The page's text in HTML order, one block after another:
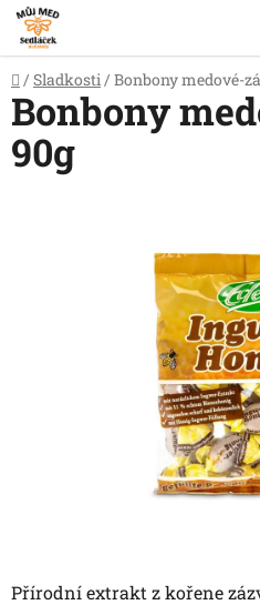
Přejít
na
obsah
Domů
/ Sladkosti / Bonbony medové-
Přírodní extrakt z kořene
Bonbony
90g